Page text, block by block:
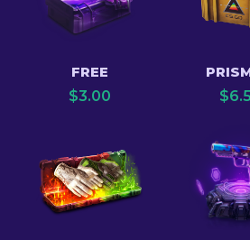
FREE
$3.00
$